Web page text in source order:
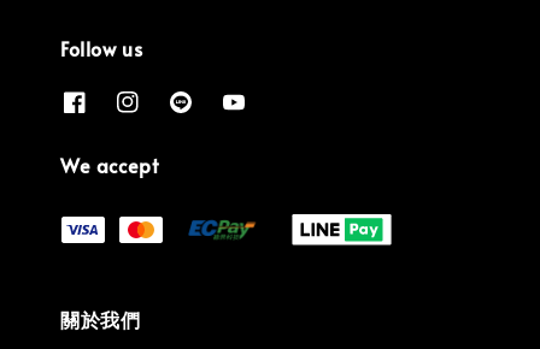
Follow us
We accept
關於我們